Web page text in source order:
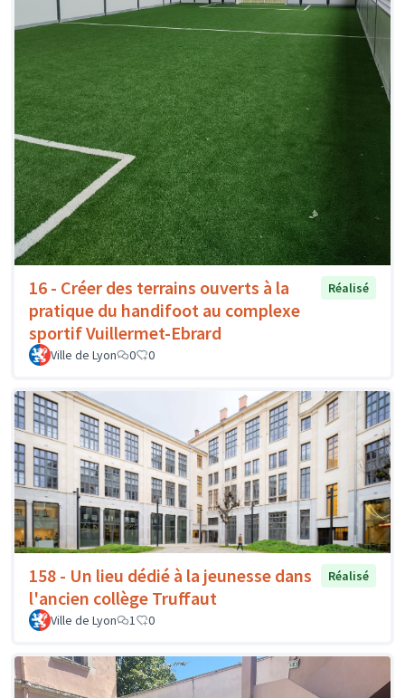
16 - Créer des terrains ouverts à la
pratique du handifoot au complexe
sportif Vuillermet-Ebrard
Réalisé
Ville de Lyon 0 0
158 - Un lieu dédié à la jeunesse dans
l'ancien collège Truffaut
Réalisé
Ville de Lyon 1 0